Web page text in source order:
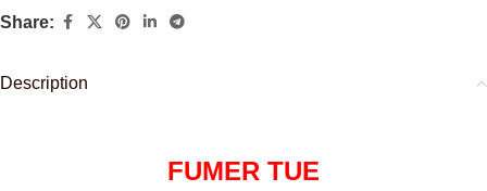
Share:
Description
FUMER TUE